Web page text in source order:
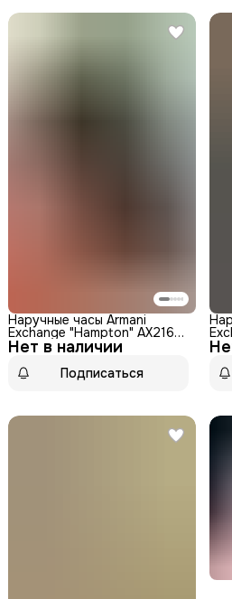
Нет в наличии
Наручные часы Armani
Exchange "Hampton" AX2164,
кварцевые, мужские,
стальные, WR50
Подписаться